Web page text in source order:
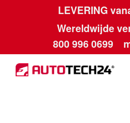
LEVERING
Wereldwijde
800 996 0699
Ga
door
Ga
naar